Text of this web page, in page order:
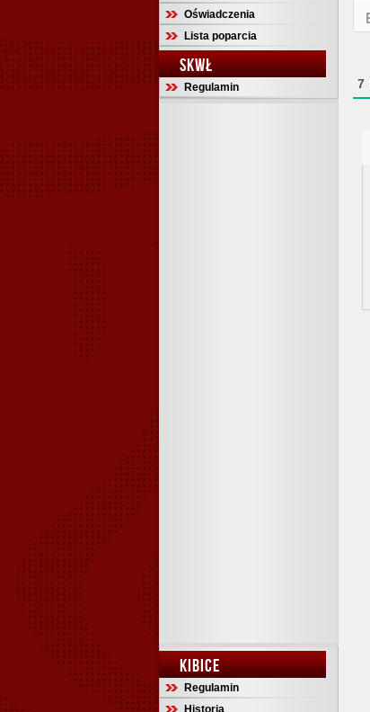
Oświadczenia
Lista poparcia
SKWŁ
Regulamin
KIBICE
Regulamin
Historia
7